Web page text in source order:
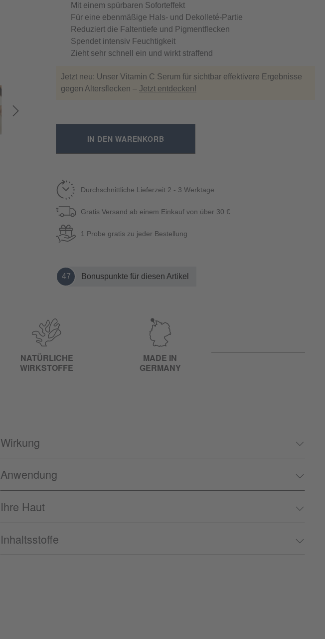
Mit einem spürbaren Soforteffekt
Für eine ebenmäßige Hals- und Dekolleté-Partie
Reduziert die Faltentiefe und Pigmentflecken
Spendet intensiv Feuchtigkeit
Zieht sehr schnell ein und wirkt straffend
Jetzt neu: Unser Vitamin C Serum für sichtbar effektivere Ergebnisse
gegen Altersflecken – Jetzt entdecken!
IN DEN WARENKORB
Durchschnittliche Lieferzeit 2 - 3 Werktage
Gratis Versand ab einem Einkauf von über 30 €
1 Probe gratis zu jeder Bestellung
47 Bonuspunkte für diesen Artikel
NATÜRLICHE
WIRKSTOFFE
MADE IN
GERMANY
Wirkung
Anwendung
Ihre Haut
Inhaltsstoffe